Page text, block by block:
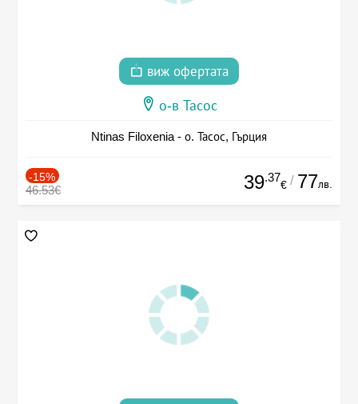
виж офертата
о-в Тасос
Ntinas Filoxenia - о. Тасос, Гърция
-15%
46.53€ 39.37
€ / 77лв.